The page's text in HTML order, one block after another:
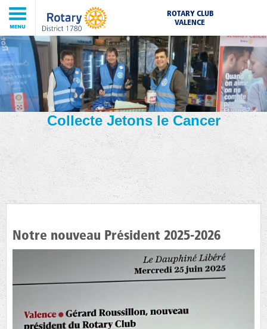
ROTARY CLUB
VALENCE
Collecte Jetons le Cancer
Notre nouveau Président 2025-2026